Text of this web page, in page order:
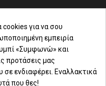
για να σου
εμπειρία
«Συμφωνώ» και
προτάσεις μας
σε ενδιαφέρει. Εναλλακτικά
που θες!